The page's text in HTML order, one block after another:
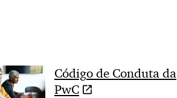
Código de Conduta da
PwC